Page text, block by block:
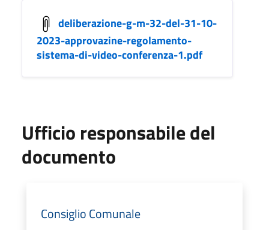
deliberazione-g-m-32-del-31-10-
2023-approvazine-regolamento-
sistema-di-video-conferenza-1.pdf
Ufficio responsabile del
documento
Consiglio Comunale